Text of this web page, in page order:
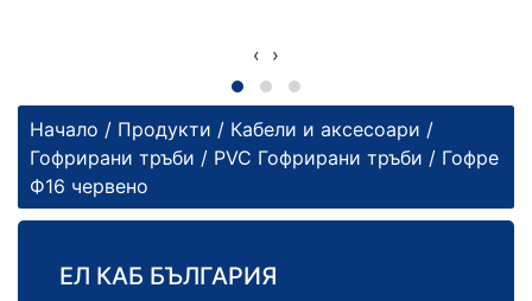
‹ ›
Начало / Продукти / Кабели и аксесоари /
Гофрирани тръби / PVC Гофрирани тръби / Гофре
Ф16 червено
ЕЛ КАБ БЪЛГАРИЯ